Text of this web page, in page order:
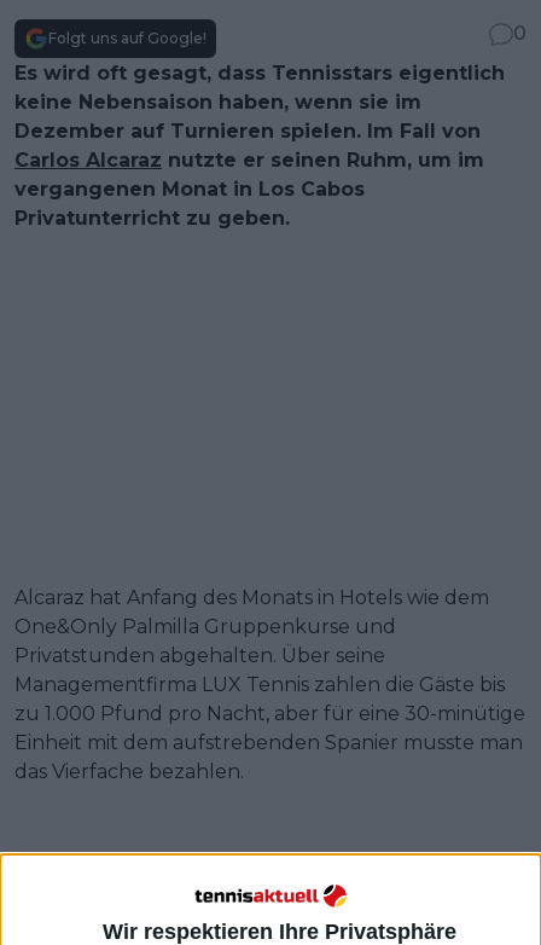
Wir respektieren Ihre Privatsphäre
Folgt uns auf Google!
0
Es wird oft gesagt, dass Tennisstars eigentlich
keine Nebensaison haben, wenn sie im
Dezember auf Turnieren spielen. Im Fall von
Carlos Alcaraz nutzte er seinen Ruhm, um im
vergangenen Monat in Los Cabos
Privatunterricht zu geben.
Alcaraz hat Anfang des Monats in Hotels wie dem
One&Only Palmilla Gruppenkurse und
Privatstunden abgehalten. Über seine
Managementfirma LUX Tennis zahlen die Gäste bis
zu 1.000 Pfund pro Nacht, aber für eine 30-minütige
Einheit mit dem aufstrebenden Spanier musste man
das Vierfache bezahlen.